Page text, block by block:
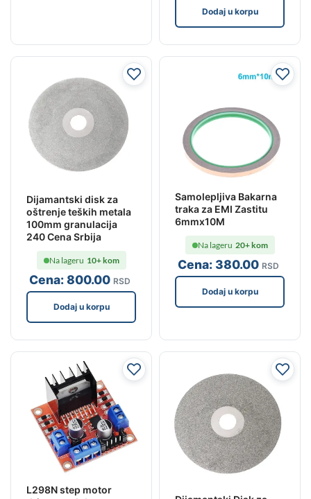
Dodaj u korpu
Dijamantski disk za
oštrenje teških metala
100mm granulacija
240 Cena Srbija
Cena:800.00 RSD
Na lageru 10+ kom
Dodaj u korpu
Samolepljiva Bakarna
traka za EMI Zastitu
6mmx10M
Cena:380.00 RSD
Na lageru 20+ kom
Dodaj u korpu
L298N step motor